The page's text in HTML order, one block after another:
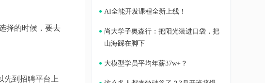
择的时候，要去
先到招聘平台上
AI全能开发课程全新上线！
尚大学子奥森行：把阳光装进口袋，把
山海踩在脚下
大模型学员平均年薪37w+？